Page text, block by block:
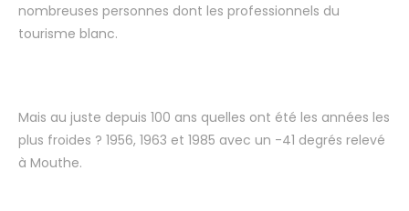
nombreuses personnes dont les professionnels du
tourisme blanc.
Mais au juste depuis 100 ans quelles ont été les années les
plus froides ? 1956, 1963 et 1985 avec un -41 degrés relevé
à Mouthe.